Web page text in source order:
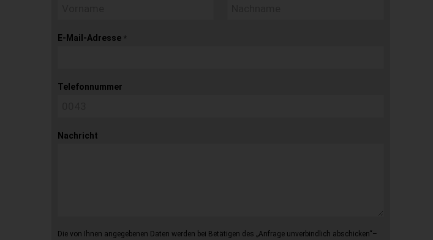
E-Mail-Adresse *
Telefonnummer
Nachricht
Die von Ihnen angegebenen Daten werden bei Betätigen des „Anfrage unverbindlich abschicken“–